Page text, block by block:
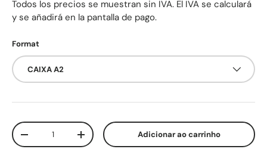
Todos los precios se muestran sin IVA. El IVA se calculará
y se añadirá en la pantalla de pago.
Format
CAIXA A2
Qtd.
Diminuir quantidadeAumente a quantidadeAdicionar ao carrinho